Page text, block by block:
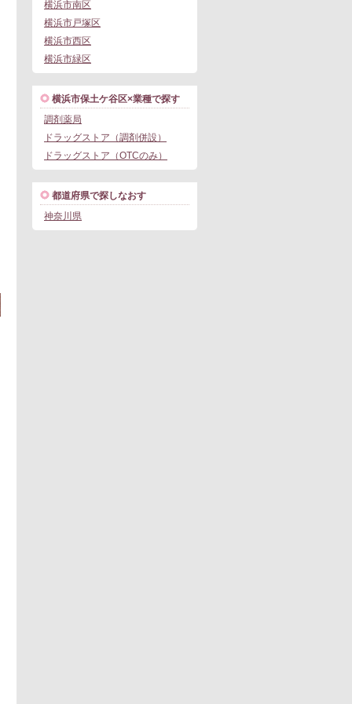
横浜市南区
横浜市戸塚区
横浜市西区
横浜市緑区
横浜市保土ケ谷区×業種で探す
調剤薬局
ドラッグストア（調剤併設）
ドラッグストア（OTCのみ）
都道府県で探しなおす
神奈川県